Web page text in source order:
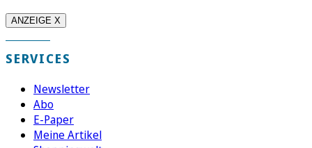
ANZEIGE X
SERVICES
Newsletter
Abo
E-Paper
Meine Artikel